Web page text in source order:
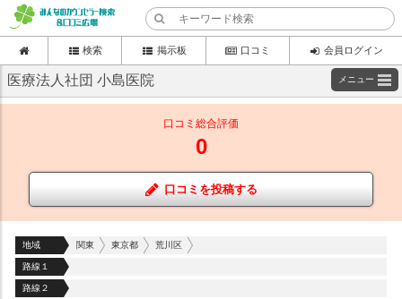
検索 掲示板 口コミ 会員ログイン
医療法人社団 小島医院 メニュー
口コミ総合評価
0
口コミを投稿する
地域 関東 東京都 荒川区
路線１
路線２